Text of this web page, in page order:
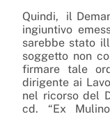
Quindi,
il
ingiuntivo
sarebbe stato
soggetto non
firmare tale
dirigente ai
nel ricorso del
cd. “Ex